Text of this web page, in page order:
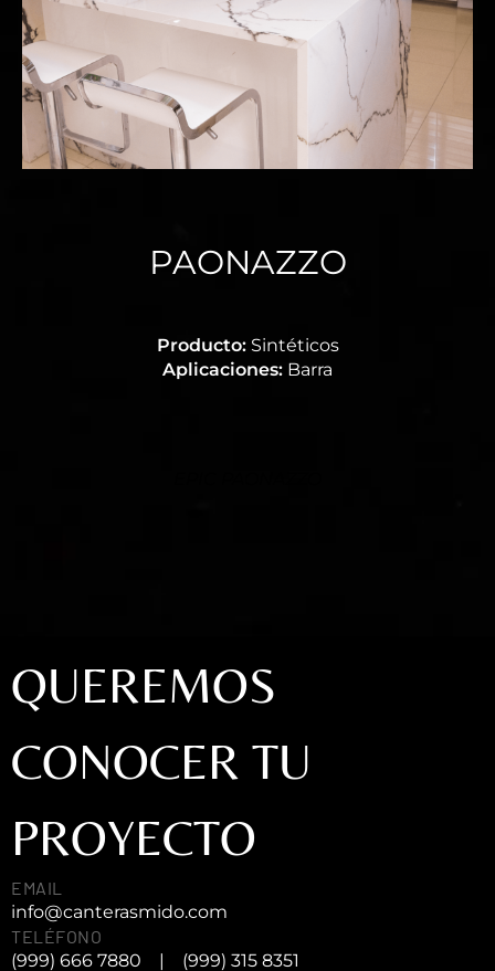
PAONAZZO
Producto: Sintéticos
Aplicaciones: Barra
QUEREMOS
CONOCER TU
PROYECTO
EMAIL
info@canterasmido.com
TELÉFONO
(999) 666 7880
|
(999) 315 8351